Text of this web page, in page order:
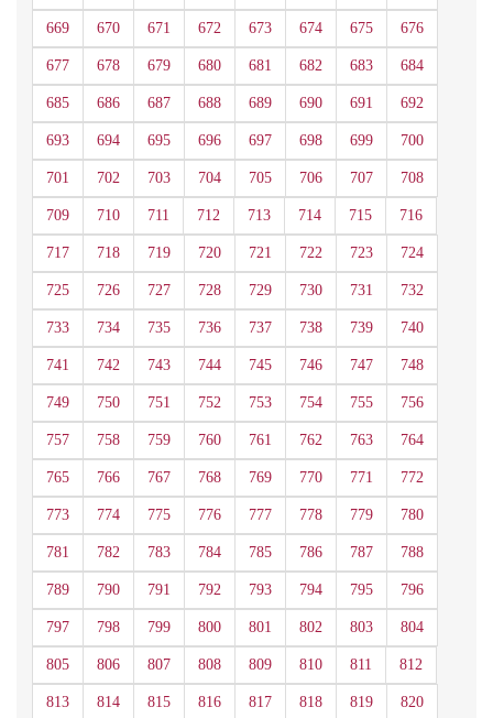
669 670 671 672 673 674 675 676
677 678 679 680 681 682 683 684
685 686 687 688 689 690 691 692
693 694 695 696 697 698 699 700
701 702 703 704 705 706 707 708
709 710 711 712 713 714 715 716
717 718 719 720 721 722 723 724
725 726 727 728 729 730 731 732
733 734 735 736 737 738 739 740
741 742 743 744 745 746 747 748
749 750 751 752 753 754 755 756
757 758 759 760 761 762 763 764
765 766 767 768 769 770 771 772
773 774 775 776 777 778 779 780
781 782 783 784 785 786 787 788
789 790 791 792 793 794 795 796
797 798 799 800 801 802 803 804
805 806 807 808 809 810 811 812
813 814 815 816 817 818 819 820